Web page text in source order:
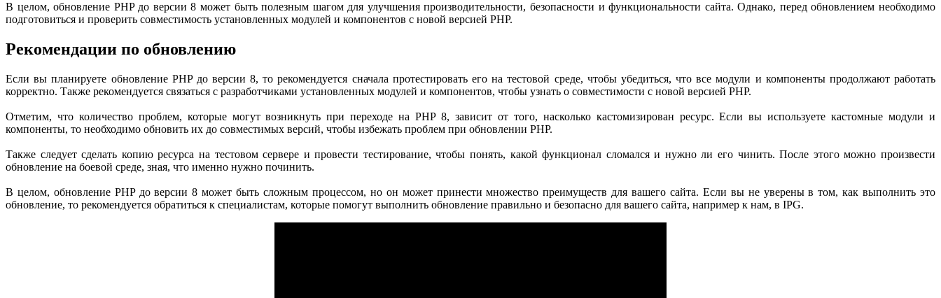
В целом, обновление PHP до версии 8 может быть полезным шагом для улучшения производительности, безопасности и функциональности сайта. Однако, перед обновлением необходимо
подготовиться и проверить совместимость установленных модулей и компонентов с новой версией PHP.
Рекомендации по обновлению
Если вы планируете обновление PHP до версии 8, то рекомендуется сначала протестировать его на тестовой среде, чтобы убедиться, что все модули и компоненты продолжают работать
корректно. Также рекомендуется связаться с разработчиками установленных модулей и компонентов, чтобы узнать о совместимости с новой версией PHP.
Отметим, что количество проблем, которые могут возникнуть при переходе на PHP 8, зависит от того, насколько кастомизирован ресурс. Если вы используете кастомные модули и
компоненты, то необходимо обновить их до совместимых версий, чтобы избежать проблем при обновлении PHP.
Также следует сделать копию ресурса на тестовом сервере и провести тестирование, чтобы понять, какой функционал сломался и нужно ли его чинить. После этого можно произвести
обновление на боевой среде, зная, что именно нужно починить.
В целом, обновление PHP до версии 8 может быть сложным процессом, но он может принести множество преимуществ для вашего сайта. Если вы не уверены в том, как выполнить это
обновление, то рекомендуется обратиться к специалистам, которые помогут выполнить обновление правильно и безопасно для вашего сайта, например к нам, в IPG.